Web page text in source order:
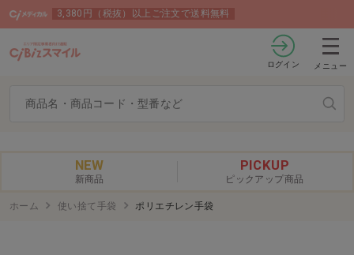
3,380円（税抜）以上ご注文で送料無料
ログイン メニュー
NEW
新商品
PICKUP
ピックアップ商品
ホーム 使い捨て手袋 ポリエチレン手袋